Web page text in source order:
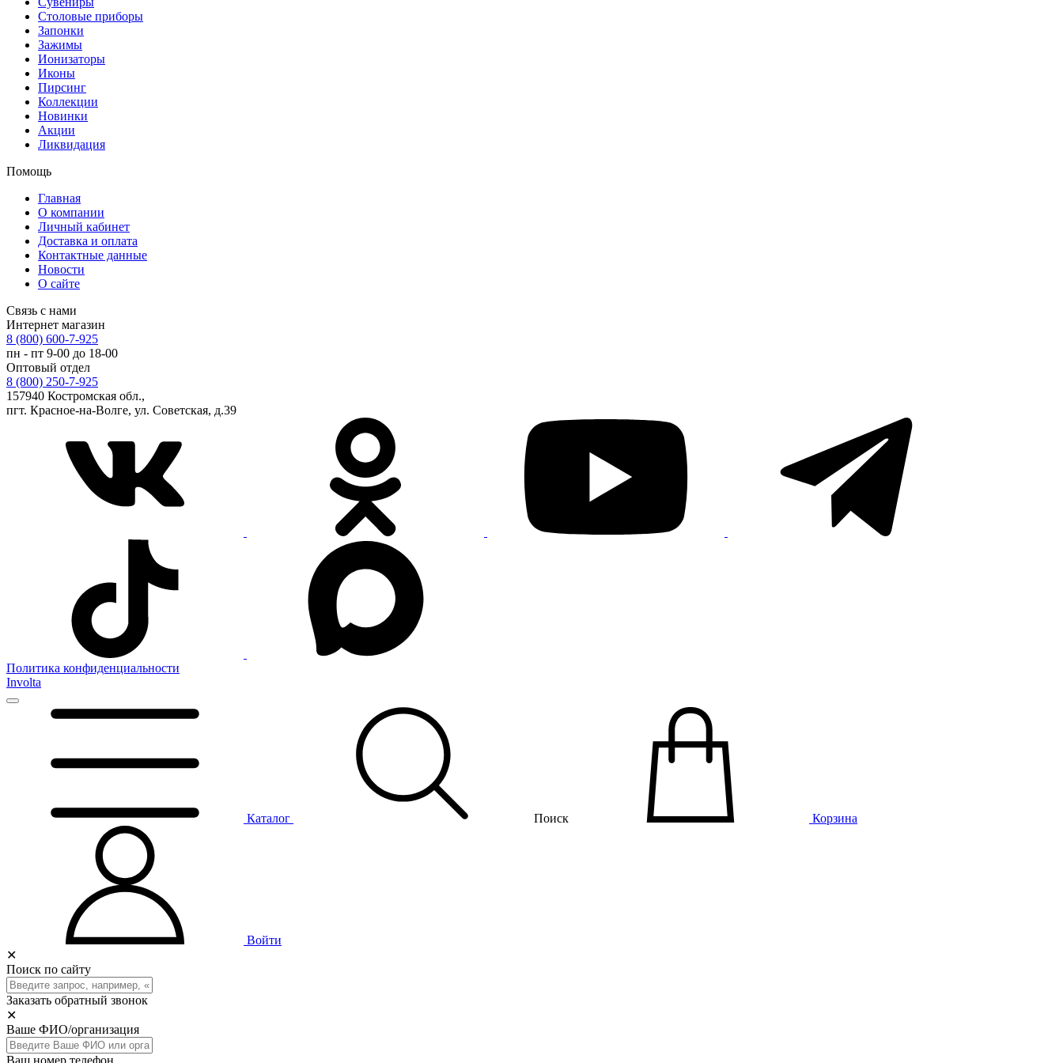
Столовые приборы
Запонки
Зажимы
Ионизаторы
Иконы
Пирсинг
Коллекции
Новинки
Акции
Ликвидация
Помощь
Главная
О компании
Личный кабинет
Доставка и оплата
Контактные данные
Новости
О сайте
Связь с нами
Интернет магазин
8 (800) 600-7-925
пн - пт 9-00 до 18-00
Оптовый отдел
8 (800) 250-7-925
157940 Костромская обл.,
пгт. Красное-на-Волге, ул. Советская, д.39
Политика конфиденциальности
Involta
Каталог Поиск Корзина
Войти
✕
Поиск по сайту
Заказать обратный звонок
✕
Ваше ФИО/организация
Ваш номер телефон